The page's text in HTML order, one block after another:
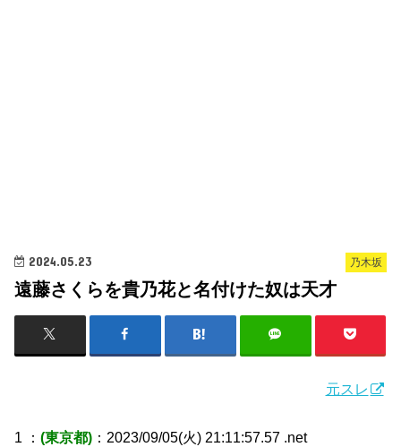
乃木坂
2024.05.23
遠藤さくらを貴乃花と名付けた奴は天才
元スレ
1 ：(東京都) ：2023/09/05(火) 21:11:57.57 .net